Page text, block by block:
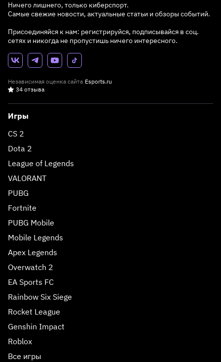
Ничего лишнего, только киберспорт.
Самые свежие новости, актуальные статьи и обзоры событий.
Присоединяйся к нам: регистрируйся, подписывайся в соц.
сетях и никогда не пропустишь ничего интересного.
Независимая оценка сайта Esports.ru
34 отзыва
Игры
CS 2
Dota 2
League of Legends
VALORANT
PUBG
Fortnite
PUBG Mobile
Mobile Legends
Apex Legends
Overwatch 2
EA Sports FC
Rainbow Six Siege
Rocket League
Genshin Impact
Roblox
Все игры